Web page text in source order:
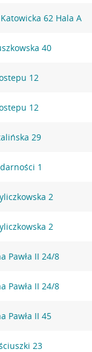
62 Hala A
40
12
12
29
1
2
2
Pawła II 24/8
Pawła II 24/8
Pawła II 45
23